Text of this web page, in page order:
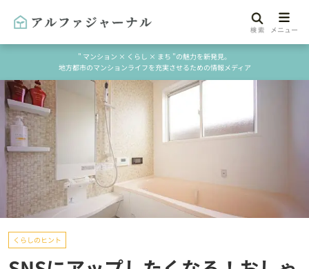
" マンション × くらし × まち "の魅力を新発見。
地方都市のマンションライフを充実させるための情報メディア
くらしのヒント